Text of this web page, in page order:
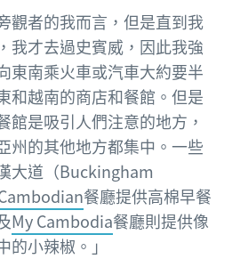
觀者的我而言，但是直到我
我才去過史賓威，因此我強
東南乘火車或汽車大約要半
和越南的商店和餐館。但是
館是吸引人們注意的地方，
州的其他地方都集中。一些
大道（Buckingham
餐廳提供高棉早餐
My Cambodia餐廳則提供像
小辣椒。」